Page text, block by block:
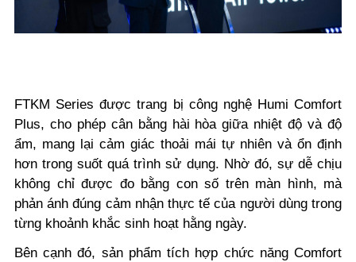
FTKM Series được trang bị công nghệ Humi Comfort
Plus, cho phép cân bằng hài hòa giữa nhiệt độ và độ
ẩm, mang lại cảm giác thoải mái tự nhiên và ổn định
hơn trong suốt quá trình sử dụng. Nhờ đó, sự dễ chịu
không chỉ được đo bằng con số trên màn hình, mà
phản ánh đúng cảm nhận thực tế của người dùng trong
từng khoảnh khắc sinh hoạt hằng ngày.
Bên cạnh đó, sản phẩm tích hợp chức năng Comfort